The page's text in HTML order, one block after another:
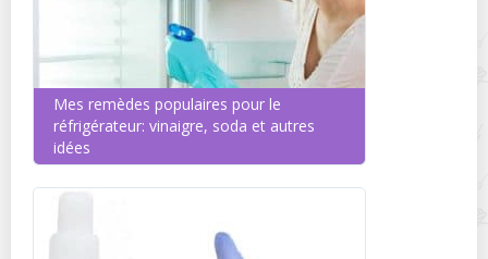
Mes remèdes populaires pour le
réfrigérateur: vinaigre, soda et autres
idées